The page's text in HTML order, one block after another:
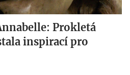
Prokletá
inspirací pro